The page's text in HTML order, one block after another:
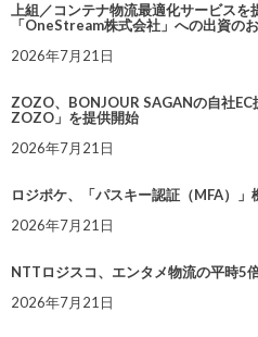
上組／コンテナ物流最適化サービスを
「OneStream株式会社」への出資の
2026年7月21日
ZOZO、BONJOUR SAGANの自社
ZOZO」を提供開始
2026年7月21日
ロジポケ、「パスキー認証（MFA）」
2026年7月21日
NTTロジスコ、エンタメ物流の平時5
2026年7月21日